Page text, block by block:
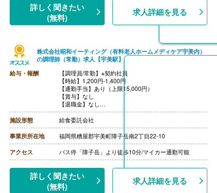
【昇給】あり（1月あたり0円-2,000円）※前年度実績
【退職金】あり※勤続3年以上
詳しく聞きたい
(無料)
求人詳細を見る
株式会社昭和イーティング（有料老人ホームメディケア宇美内）
の調理師（常勤）求人【宇美駅】
給与・報酬
【調理員/常勤】※契約社員
【時給】1,200円-1,400円
【通勤手当】あり（上限15,000円）
【賞与】なし
【退職金】なし
【昇給】本人実績による
施設形態 給食委託会社
事業所所在地 福岡県糟屋郡宇美町障子岳南2丁目22-10
アクセス バス停「障子岳」より徒歩10分/マイカー通勤可能
詳しく聞きたい
(無料)
求人詳細を見る